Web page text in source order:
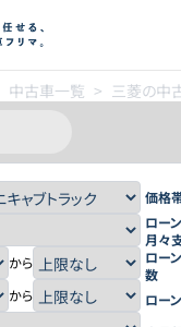
中古車一覧 > 三菱の中
から
から
価格
ローン
月々
ロー
数
ロー